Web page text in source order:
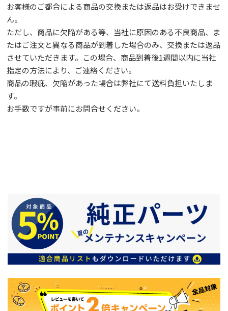
お客様のご都合による商品の交換または返品はお受けできませ
ん。
ただし、 商品に欠陥がある等、当社に原因のある不良商品、ま
たはご注文と異なる商品が到着した場合のみ、交換または返品
させていただきます。この場合、商品到着後1週間以内に当社
指定の方法により、ご連絡ください。
商品の瑕疵、欠陥があった場合は弊社にて送料負担いたしま
す。
お手数ですが事前にお問合せください。